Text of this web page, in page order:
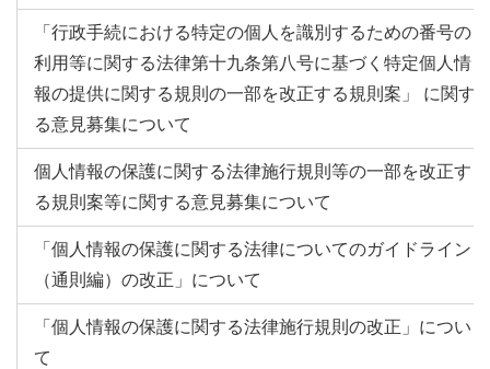
「⾏政⼿続における特定の個⼈を識別するための番号の
利⽤等に関する法律第⼗九条第⼋号に基づく特定個⼈情
報の提供に関する規則の⼀部を改正する規則案」 に関す
る意⾒募集について
個人情報の保護に関する法律施行規則等の一部を改正す
る規則案等に関する意見募集について
「個人情報の保護に関する法律についてのガイドライン
（通則編）の改正」について
「個人情報の保護に関する法律施行規則の改正」につい
て